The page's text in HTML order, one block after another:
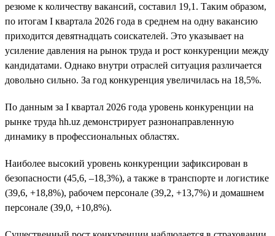
резюме к количеству вакансий, составил 19,1. Таким образом,
по итогам I квартала 2026 года в среднем на одну вакансию
приходится девятнадцать соискателей. Это указывает на
усиление давления на рынок труда и рост конкуренции между
кандидатами. Однако внутри отраслей ситуация различается
довольно сильно. За год конкуренция увеличилась на 18,5%.
По данным за I квартал 2026 года уровень конкуренции на
рынке труда hh.uz демонстрирует разнонаправленную
динамику в профессиональных областях.
Наиболее высокий уровень конкуренции зафиксирован в
безопасности (45,6, –18,3%), а также в транспорте и логистике
(39,6, +18,8%), рабочем персонале (39,2, +13,7%) и домашнем
персонале (39,0, +10,8%).